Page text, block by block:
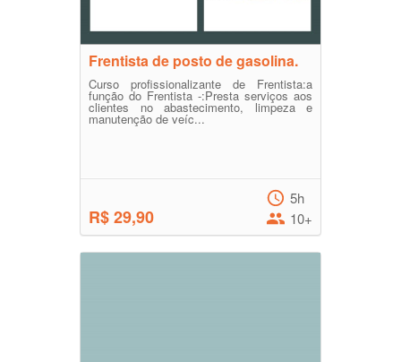
Frentista de posto de gasolina.
Curso profissionalizante de Frentista:a
função do Frentista -:Presta serviços aos
clientes no abastecimento, limpeza e
manutenção de veíc...
R$ 29,90
5h
10+